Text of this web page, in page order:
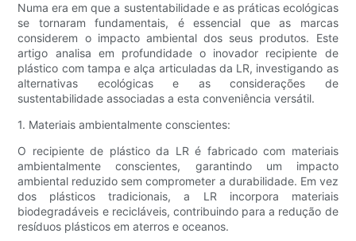
Numa era em que a sustentabilidade e as práticas ecológicas
se tornaram fundamentais, é essencial que as marcas
considerem o impacto ambiental dos seus produtos. Este
artigo analisa em profundidade o inovador recipiente de
plástico com tampa e alça articuladas da LR, investigando as
alternativas ecológicas e as considerações de
sustentabilidade associadas a esta conveniência versátil.
1. Materiais ambientalmente conscientes:
O recipiente de plástico da LR é fabricado com materiais
ambientalmente conscientes, garantindo um impacto
ambiental reduzido sem comprometer a durabilidade. Em vez
dos plásticos tradicionais, a LR incorpora materiais
biodegradáveis ​​e recicláveis, contribuindo para a redução de
resíduos plásticos em aterros e oceanos.